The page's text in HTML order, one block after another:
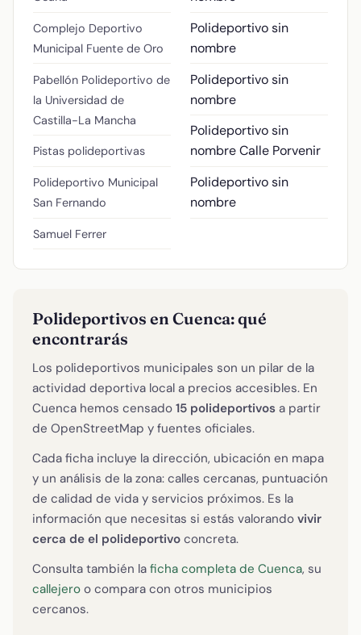
Complejo Deportivo
Municipal Fuente de Oro
Pabellón Polideportivo de
la Universidad de
Castilla-La Mancha
Pistas polideportivas
Polideportivo Municipal
San Fernando
Samuel Ferrer
Polideportivo sin
nombre
Polideportivo sin
nombre
Polideportivo sin
nombreCalle Porvenir
Polideportivo sin
nombre
Polideportivos en Cuenca: qué
encontrarás
Los polideportivos municipales son un pilar de la
actividad deportiva local a precios accesibles. En
Cuenca hemos censado 15 polideportivos a partir
de OpenStreetMap y fuentes oficiales.
Cada ficha incluye la dirección, ubicación en mapa
y un análisis de la zona: calles cercanas, puntuación
de calidad de vida y servicios próximos. Es la
información que necesitas si estás valorando vivir
cerca de el polideportivo concreta.
Consulta también la ficha completa de Cuenca, su
callejero o compara con otros municipios
cercanos.